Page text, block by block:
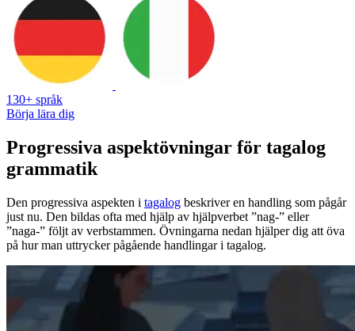
130+ språk
Börja lära dig
Progressiva aspektövningar för tagalog
grammatik
Den progressiva aspekten i tagalog beskriver en handling som pågår
just nu. Den bildas ofta med hjälp av hjälpverbet ”nag-” eller
”naga-” följt av verbstammen. Övningarna nedan hjälper dig att öva
på hur man uttrycker pågående handlingar i tagalog.